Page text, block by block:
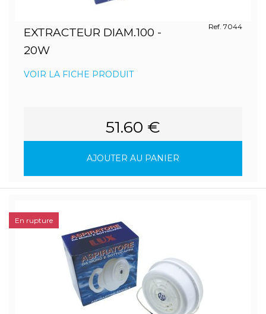
EXTRACTEUR DIAM.100 -
20W
Ref. 7044
VOIR LA FICHE PRODUIT
51.60 €
AJOUTER AU PANIER
En rupture